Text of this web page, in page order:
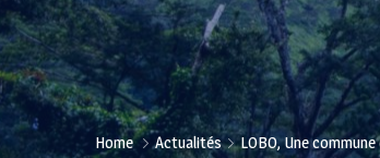
Home Actualités LOBO, Une